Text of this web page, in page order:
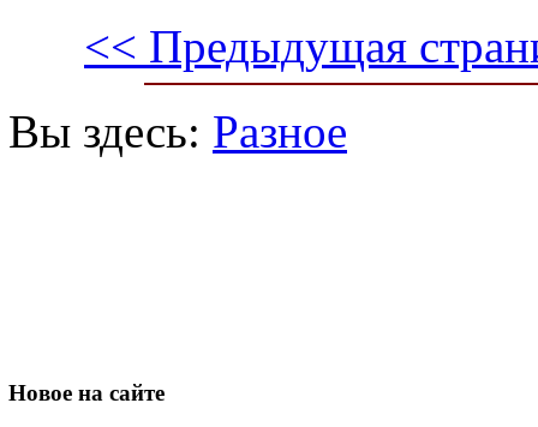
<< Предыдущая
Вы здесь: Разное
Новое на сайте